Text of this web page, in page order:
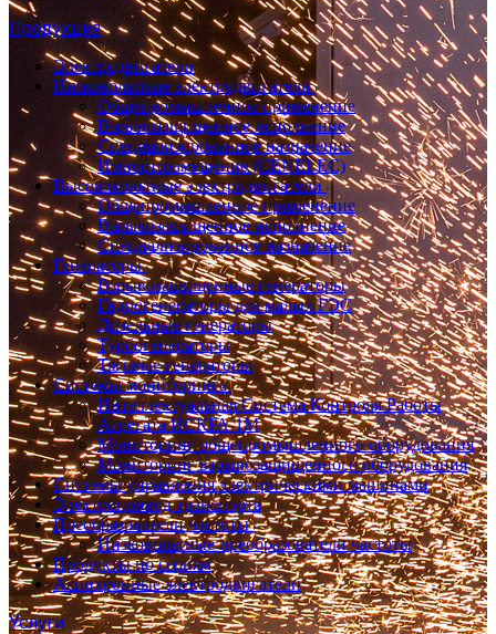
Продукция
Электродвигатели
Низковольтные электродвигатели
Общепромышленное применение
Взрывозащищенное исполнение
Специализированное назначение
Импортозамещение (CENELEC)
Высоковольтные электродвигатели
Общепромышленное применение
Взрывозащищенное исполнение
Специализированное назначение
Генераторы
Взрывозащищенные генераторы
Гидрогенераторы для малых ГЭС
Дизельные генераторы
Турбогенераторы
Тяговые генераторы
Системы мониторинга
Интеллектуальная Система Контроля Работы
Агрегата ИСКРА-1М
Мониторинг общепромышленного оборудования
Мониторинг взрывозащищенного оборудования
Системы управления электрическими машинами
Электропривод транспорта
Преобразователи частоты
Низковольтные преобразователи частоты
Продукты по сериям
Асинхронные электродвигатели
Услуги